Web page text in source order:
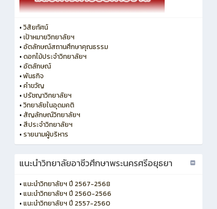
•วิสัยทัศน์
• เป้าหมายวิทยาลัยฯ
• อัตลักษณ์สถานศึกษาคุณธรรม
• ดอกไม้ประจำวิทยาลัยฯ
• อัตลักษณ์
•พันธกิจ
• คำขวัญ
• ปรัชญาวิทยาลัยฯ
•วิทยาลัยในอุดมคติ
• สัญลักษณ์วิทยาลัยฯ
• สีประจำวิทยาลัยฯ
• รายนามผู้บริหาร
แนะนำวิทยาลัยอาชีวศึกษาพระนครศรีอยุธยา
• แนะนำวิทยาลัยฯ ปี 2567-2568
• แนะนำวิทยาลัยฯ ปี 2560-2566
• แนะนำวิทยาลัยฯ ปี 2557-2560